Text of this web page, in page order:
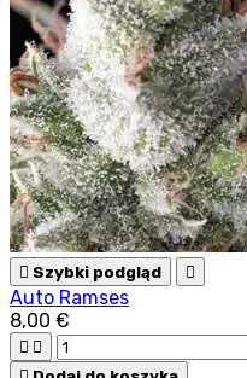
 Szybki podgląd 
Auto Ramses
8,00 €
 